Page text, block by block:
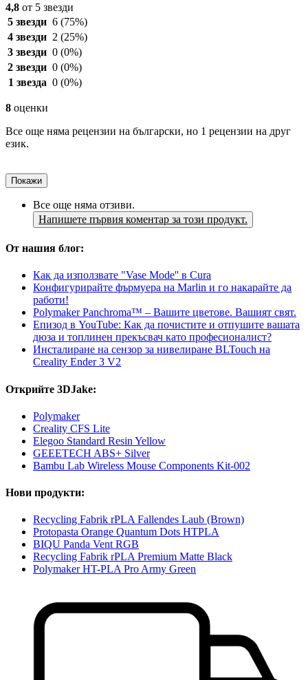
4,8 от 5 звезди
5 звезди 6 (75%)
4 звезди 2 (25%)
3 звезди 0 (0%)
2 звезди 0 (0%)
1 звезда 0 (0%)
8 оценки
Все още няма рецензии на български, но 1 рецензии на друг
език.
Покажи
Все още няма отзиви.
Напишете първия коментар за този продукт.
От нашия блог:
Как да използвате "Vase Mode'' в Cura
Конфигурирайте фърмуера на Marlin и го накарайте да
работи!
Polymaker Panchroma™ – Вашите цветове. Вашият свят.
Епизод в YouTube: Как да почистите и отпушите вашата
дюза и топлинен прекъсвач като професионалист?
Инсталиране на сензор за нивелиране BLTouch на
Creality Ender 3 V2
Открийте 3DJake:
Polymaker
Creality CFS Lite
Elegoo Standard Resin Yellow
GEEETECH ABS+ Silver
Bambu Lab Wireless Mouse Components Kit-002
Нови продукти:
Recycling Fabrik rPLA Fallendes Laub (Brown)
Protopasta Orange Quantum Dots HTPLA
BIQU Panda Vent RGB
Recycling Fabrik rPLA Premium Matte Black
Polymaker HT-PLA Pro Army Green